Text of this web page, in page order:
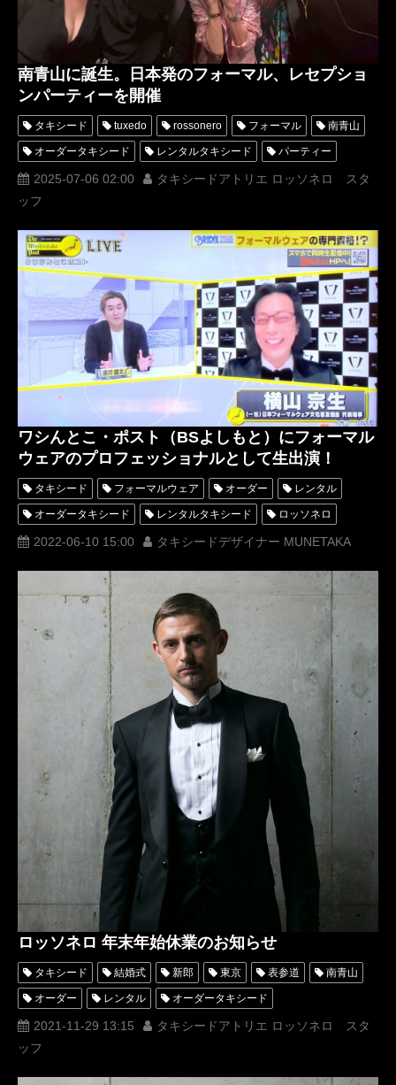
南青山に誕生。日本発のフォーマル、レセプショ
ンパーティーを開催
タキシード tuxedo rossonero フォーマル 南青山
オーダータキシード レンタルタキシード パーティー
ラグジュアリー MUNETAKAYOKOYAMA 西陣織
Tuxedo Atelier ROSSO NERO
タキシードアトリエロッソネロ レンタルタキシード東京
タキシード東京 着物ドレス
KENZO MaisonMUNETAKAYOKOYAMA 波多晋
2025-07-06 02:00
タキシードアトリエ ロッソネロ スタ
ッフ
ワシんとこ・ポスト（BSよしもと）にフォーマル
ウェアのプロフェッショナルとして生出演！
タキシード フォーマルウェア オーダー レンタル
オーダータキシード レンタルタキシード ロッソネロ
理事長 オーダータキシード東京
タキシードオーダー東京 タキシードレンタル東京
ワシんとこポスト
徳井健太 フォーマルウェア検定
2022-06-10 15:00 タキシードデザイナー MUNETAKA
ロッソネロ 年末年始休業のお知らせ
タキシード 結婚式 新郎 東京 表参道 南青山
オーダー レンタル オーダータキシード
レンタルタキシード ロッソネロ 蝶ネクタイ 格安
シャツ
Tuxedo Atelier ROSSO NERO オーダータキシード東京
2021-11-29 13:15
タキシードアトリエ ロッソネロ スタ
ッフ